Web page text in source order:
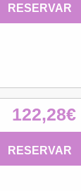
RESERVAR
122,28€
RESERVAR